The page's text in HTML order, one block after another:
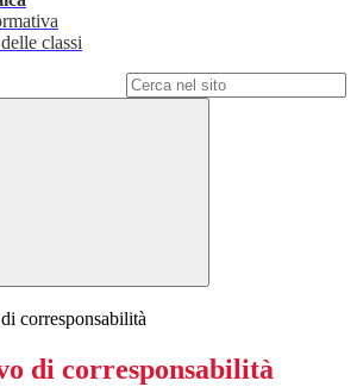
classi
corresponsabilità
di corresponsabilità